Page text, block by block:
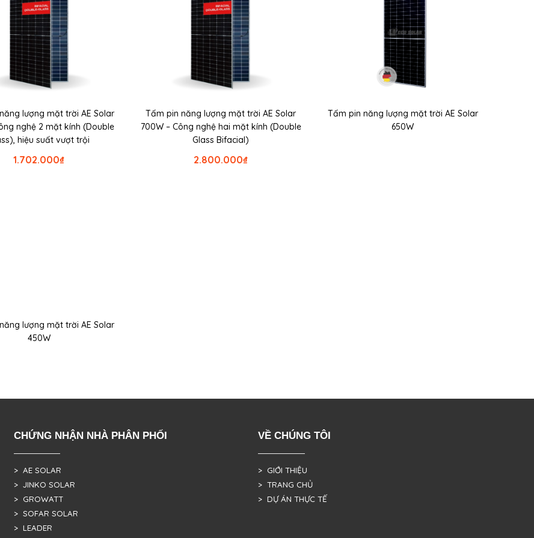
lượng mặt trời AE Solar
nghệ 2 mặt kính (Double
hiệu suất vượt trội
₫
1.702.000
Tấm pin năng lượng mặt trời AE Solar
700W – Công nghệ hai mặt kính (Double
Glass Bifacial)
₫
2.800.000
Tấm pin năng lượng mặt trời AE Solar
650W
lượng mặt trời AE Solar
450W
CHỨNG NHẬN NHÀ PHÂN PHỐI
> AE SOLAR
> JINKO SOLAR
> GROWATT
> SOFAR SOLAR
> LEADER
VỀ CHÚNG TÔI
> GIỚI THIỆU
> TRANG CHỦ
> DỰ ÁN THỰC TẾ